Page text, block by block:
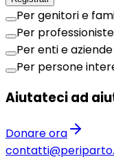
Per genitori e
Per
Per enti e aziende
Per persone
Aiutateci ad
Donare ora